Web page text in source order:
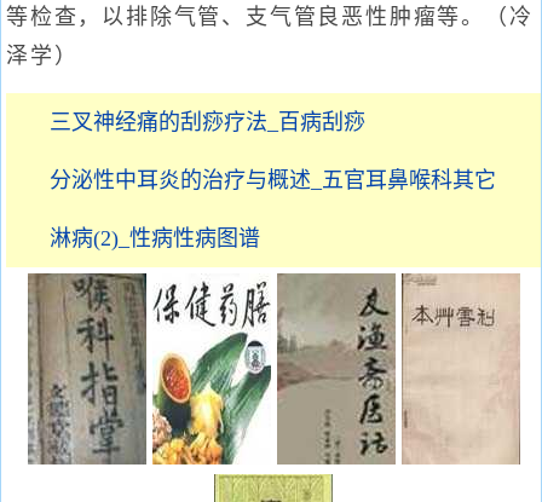
等检查，以排除气管、支气管良恶性肿瘤等。（冷
泽学）
三叉神经痛的刮痧疗法_百病刮痧
分泌性中耳炎的治疗与概述_五官耳鼻喉科其它
淋病(2)_性病性病图谱